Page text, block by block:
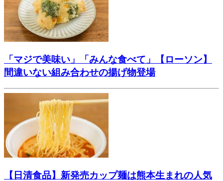
「マジで美味い」「みんな食べて」【ローソン】
間違いない組み合わせの揚げ物登場
【日清食品】新発売カップ麺は熊本生まれの人気